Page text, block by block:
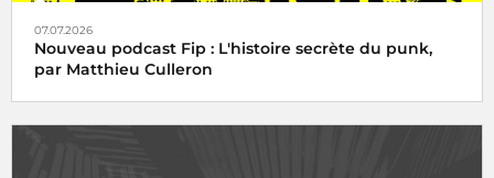
07.07.2026
Nouveau podcast Fip : L'histoire secrète du punk,
par Matthieu Culleron